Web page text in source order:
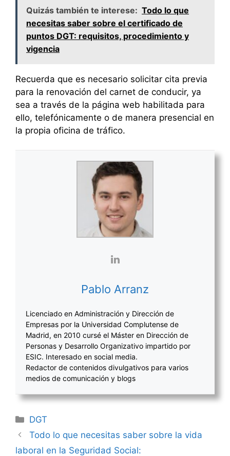
Quizás también te interese: Todo lo que
necesitas saber sobre el certificado de
puntos DGT: requisitos, procedimiento y
vigencia
Recuerda que es necesario solicitar cita previa
para la renovación del carnet de conducir, ya
sea a través de la página web habilitada para
ello, telefónicamente o de manera presencial en
la propia oficina de tráfico.
Pablo Arranz
Licenciado en Administración y Dirección de
Empresas por la Universidad Complutense de
Madrid, en 2010 cursé el Máster en Dirección de
Personas y Desarrollo Organizativo impartido por
ESIC. Interesado en social media.
Redactor de contenidos divulgativos para varios
medios de comunicación y blogs
Categorías
DGT
Navegación
de
Todo lo que necesitas saber sobre la vida
laboral en la Seguridad Social: